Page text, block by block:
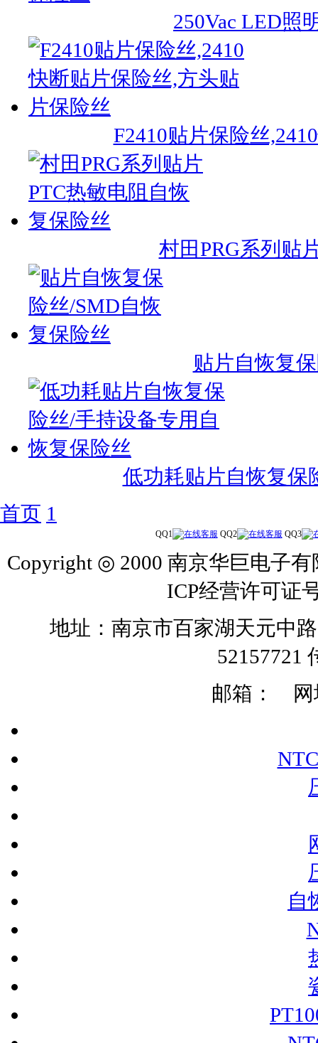
250Vac LED照
F2410贴片保险丝
村田PRG系列贴
贴片自恢复
低功耗贴片自恢复保
首页 1
QQ1 QQ2 QQ3
Copyright ◎ 2000 南京华巨电子
ICP经营许可证
地址：南京市百家湖天元中
52157721
邮箱：
网
自